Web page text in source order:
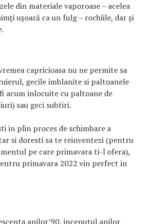
din materiale vaporoase – acelea
ușoară ca un fulg – rochiile, dar și
capricioasa nu ne permite sa
gecile imblanite si paltoanele
acum inlocuite cu paltoane de
sau geci subtiri.
in plin proces de schimbare a
si doresti sa te reinventezi (pentru
pe care primavara ti-l ofera),
primavara 2022 vin perfect in
anilor’90, inceputul anilor